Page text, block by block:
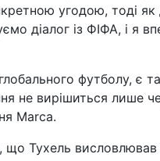
угодою, тоді як
діалог із ФІФА, і я
футболу,
не вирішиться лише
Marca.
Тухель висловлював